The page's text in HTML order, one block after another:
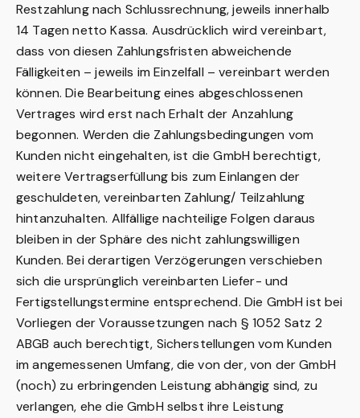
Restzahlung nach Schlussrechnung, jeweils innerhalb
14 Tagen netto Kassa. Ausdrücklich wird vereinbart,
dass von diesen Zahlungsfristen abweichende
Fälligkeiten – jeweils im Einzelfall – vereinbart werden
können. Die Bearbeitung eines abgeschlossenen
Vertrages wird erst nach Erhalt der Anzahlung
begonnen. Werden die Zahlungsbedingungen vom
Kunden nicht eingehalten, ist die GmbH berechtigt,
weitere Vertragserfüllung bis zum Einlangen der
geschuldeten, vereinbarten Zahlung/ Teilzahlung
hintanzuhalten. Allfällige nachteilige Folgen daraus
bleiben in der Sphäre des nicht zahlungswilligen
Kunden. Bei derartigen Verzögerungen verschieben
sich die ursprünglich vereinbarten Liefer- und
Fertigstellungstermine entsprechend. Die GmbH ist bei
Vorliegen der Voraussetzungen nach § 1052 Satz 2
ABGB auch berechtigt, Sicherstellungen vom Kunden
im angemessenen Umfang, die von der, von der GmbH
(noch) zu erbringenden Leistung abhängig sind, zu
verlangen, ehe die GmbH selbst ihre Leistung